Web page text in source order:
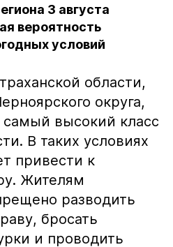
3 августа
вероятность
условий
области,
округа,
высокий класс
В таких условиях
привести к
Жителям
разводить
бросать
и проводить